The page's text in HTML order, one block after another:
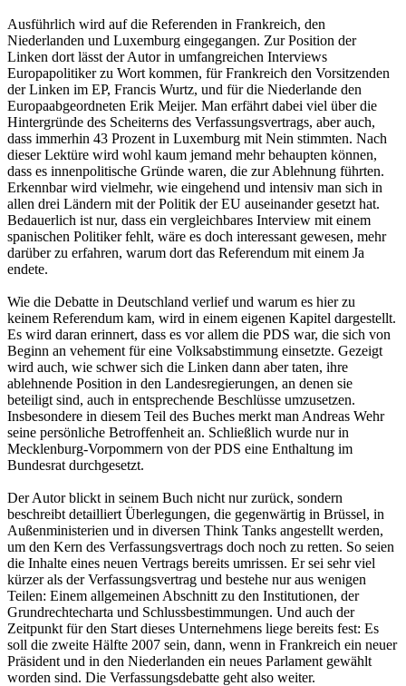
Ausführlich wird auf die Referenden in Frankreich, den
Niederlanden und Luxemburg eingegangen. Zur Position der
Linken dort lässt der Autor in umfangreichen Interviews
Europapolitiker zu Wort kommen, für Frankreich den Vorsitzenden
der Linken im EP, Francis Wurtz, und für die Niederlande den
Europaabgeordneten Erik Meijer. Man erfährt dabei viel über die
Hintergründe des Scheiterns des Verfassungsvertrags, aber auch,
dass immerhin 43 Prozent in Luxemburg mit Nein stimmten. Nach
dieser Lektüre wird wohl kaum jemand mehr behaupten können,
dass es innenpolitische Gründe waren, die zur Ablehnung führten.
Erkennbar wird vielmehr, wie eingehend und intensiv man sich in
allen drei Ländern mit der Politik der EU auseinander gesetzt hat.
Bedauerlich ist nur, dass ein vergleichbares Interview mit einem
spanischen Politiker fehlt, wäre es doch interessant gewesen, mehr
darüber zu erfahren, warum dort das Referendum mit einem Ja
endete.
Wie die Debatte in Deutschland verlief und warum es hier zu
keinem Referendum kam, wird in einem eigenen Kapitel dargestellt.
Es wird daran erinnert, dass es vor allem die PDS war, die sich von
Beginn an vehement für eine Volksabstimmung einsetzte. Gezeigt
wird auch, wie schwer sich die Linken dann aber taten, ihre
ablehnende Position in den Landesregierungen, an denen sie
beteiligt sind, auch in entsprechende Beschlüsse umzusetzen.
Insbesondere in diesem Teil des Buches merkt man Andreas Wehr
seine persönliche Betroffenheit an. Schließlich wurde nur in
Mecklenburg-Vorpommern von der PDS eine Enthaltung im
Bundesrat durchgesetzt.
Der Autor blickt in seinem Buch nicht nur zurück, sondern
beschreibt detailliert Überlegungen, die gegenwärtig in Brüssel, in
Außenministerien und in diversen Think Tanks angestellt werden,
um den Kern des Verfassungsvertrags doch noch zu retten. So seien
die Inhalte eines neuen Vertrags bereits umrissen. Er sei sehr viel
kürzer als der Verfassungsvertrag und bestehe nur aus wenigen
Teilen: Einem allgemeinen Abschnitt zu den Institutionen, der
Grundrechtecharta und Schlussbestimmungen. Und auch der
Zeitpunkt für den Start dieses Unternehmens liege bereits fest: Es
soll die zweite Hälfte 2007 sein, dann, wenn in Frankreich ein neuer
Präsident und in den Niederlanden ein neues Parlament gewählt
worden sind. Die Verfassungsdebatte geht also weiter.